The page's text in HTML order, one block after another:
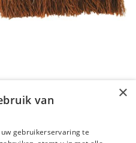
×
van
gebruikerservaring te